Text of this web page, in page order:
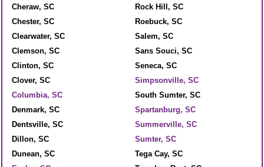
Cheraw, SC
Chester, SC
Clearwater, SC
Clemson, SC
Clinton, SC
Clover, SC
Columbia, SC
Denmark, SC
Dentsville, SC
Dillon, SC
Dunean, SC
Rock Hill, SC
Roebuck, SC
Salem, SC
Sans Souci, SC
Seneca, SC
Simpsonville, SC
South Sumter, SC
Spartanburg, SC
Summerville, SC
Sumter, SC
Tega Cay, SC